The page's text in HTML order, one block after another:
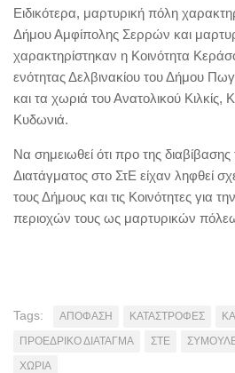
Ειδικότερα, μαρτυρική πόλη
Δήμου Αμφίπολης Σερρών και
χαρακτηρίστηκαν η Κοινότητα
ενότητας Δελβινακίου του Δήμου
και τα χωριά του Ανατολικού Κιλκίς,
Κυδωνιά.
Να σημειωθεί ότι προ της
Διατάγματος στο ΣτΕ είχαν ληφθεί
τους Δήμους και τις Κοινότητες για
περιοχών τους ως μαρτυρικών
Tags: ΑΠΟΦΑΣΗ ΚΑΤΑΣΤΡΟΦΕΣ
ΠΡΟΕΔΡΙΚΟ ΔΙΑΤΑΓΜΑ
ΣΤΕ
ΧΩΡΙΑ